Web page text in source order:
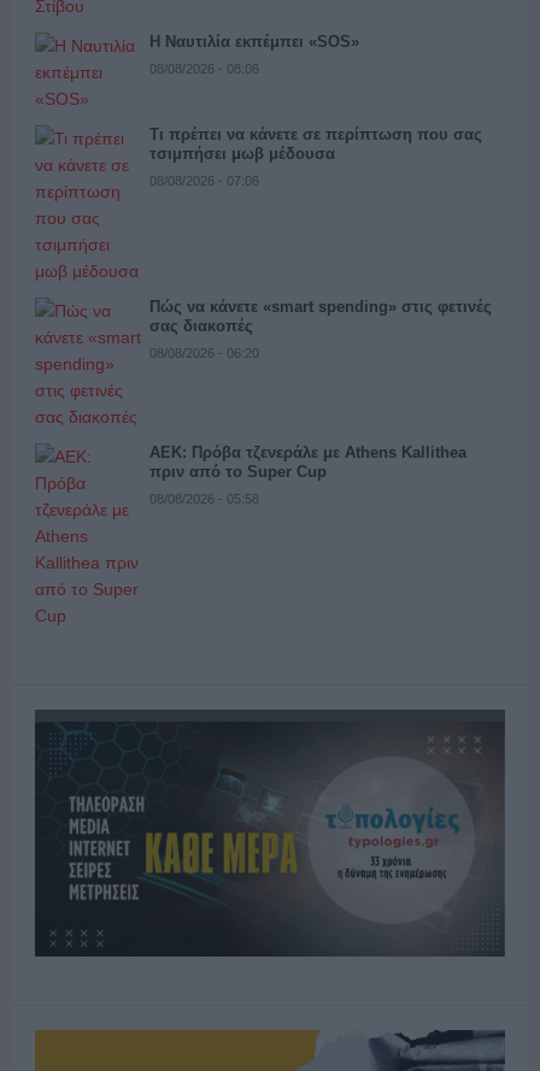
Η Ναυτιλία εκπέμπει «SOS»
08/08/2026 - 08:06
Τι πρέπει να κάνετε σε περίπτωση που σας
τσιμπήσει μωβ μέδουσα
08/08/2026 - 07:06
Πώς να κάνετε «smart spending» στις φετινές
σας διακοπές
08/08/2026 - 06:20
ΑΕΚ: Πρόβα τζενεράλε με Athens Kallithea
πριν από το Super Cup
08/08/2026 - 05:58